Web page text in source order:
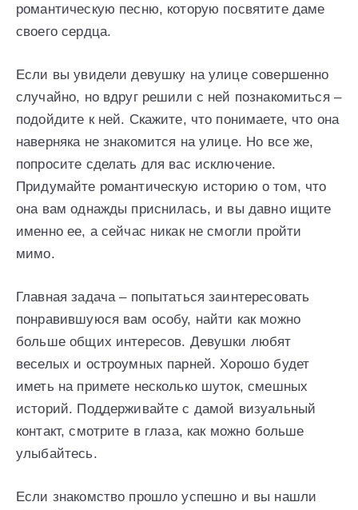
романтическую песню, которую посвятите даме
своего сердца.
Если вы увидели девушку на улице совершенно
случайно, но вдруг решили с ней познакомиться –
подойдите к ней. Скажите, что понимаете, что она
наверняка не знакомится на улице. Но все же,
попросите сделать для вас исключение.
Придумайте романтическую историю о том, что
она вам однажды приснилась, и вы давно ищите
именно ее, а сейчас никак не смогли пройти
мимо.
Главная задача – попытаться заинтересовать
понравившуюся вам особу, найти как можно
больше общих интересов. Девушки любят
веселых и остроумных парней. Хорошо будет
иметь на примете несколько шуток, смешных
историй. Поддерживайте с дамой визуальный
контакт, смотрите в глаза, как можно больше
улыбайтесь.
Если знакомство прошло успешно и вы нашли